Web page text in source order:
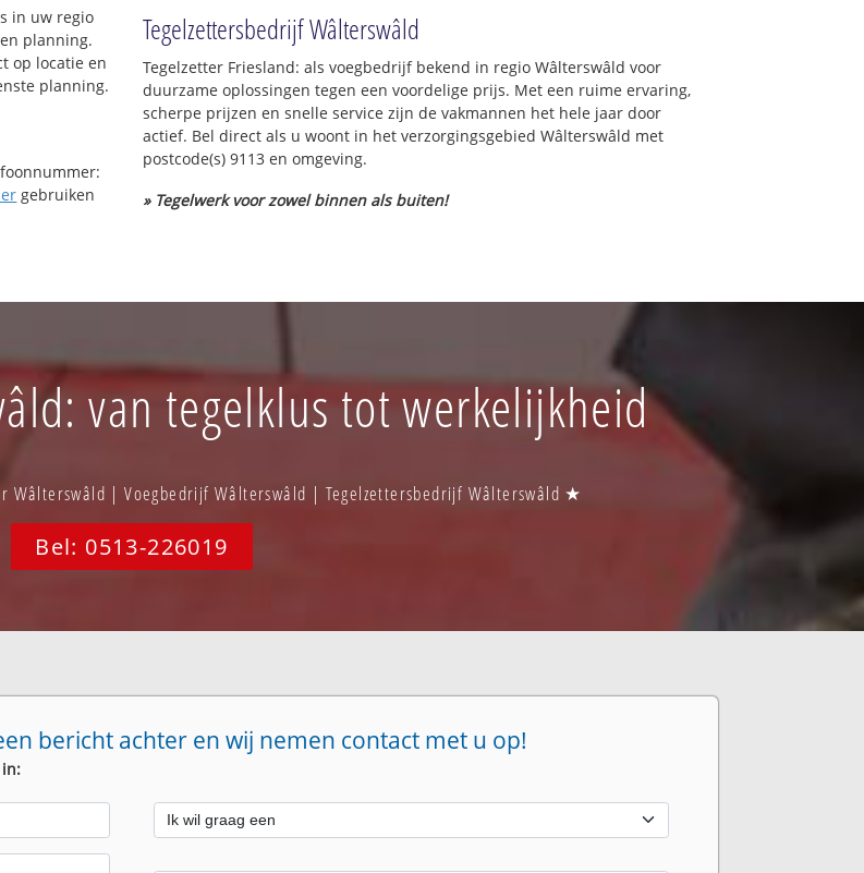
in uw regio
planning.
op locatie en
planning.
gebruiken
Tegelzettersbedrijf Wâlterswâld
Tegelzetter Friesland: als voegbedrijf bekend in regio Wâlterswâld voor
duurzame oplossingen tegen een voordelige prijs. Met een ruime ervaring,
scherpe prijzen en snelle service zijn de vakmannen het hele jaar door
actief. Bel direct als u woont in het verzorgingsgebied Wâlterswâld met
postcode(s) 9113 en omgeving.
» Tegelwerk voor zowel binnen als buiten!
van tegelklus tot werkelijkheid
Wâlterswâld | Voegbedrijf Wâlterswâld | Tegelzettersbedrijf Wâlterswâld ★
Bel: 0513-226019
bericht achter en wij nemen contact met u op!